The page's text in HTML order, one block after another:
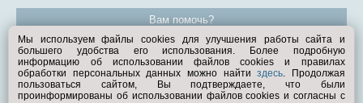
Вам помочь?
© Exist.ru 1998—2026
Мы используем файлы cookies для улучшения работы сайта и
большего удобства его использования. Более подробную
информацию об использовании файлов cookies и правилах
обработки персональных данных можно найтиздесь. Продолжая
пользоваться сайтом, Вы подтверждаете, что были
проинформированы об использовании файлов cookies и согласны с